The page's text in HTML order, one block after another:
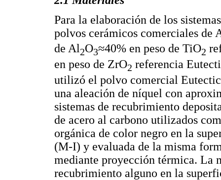
Para la elaboración de los
polvos cerámicos comerciales de
de Al2O3≈40% en peso de TiO2
en peso de ZrO2 referencia
utilizó el polvo comercial
una aleación de níquel con
sistemas de recubrimiento
de acero al carbono utilizados
orgánica de color negro en la
(M-I) y evaluada de la misma
mediante proyección térmica. La
recubrimiento alguno en la